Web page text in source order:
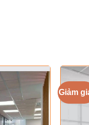
Giảm